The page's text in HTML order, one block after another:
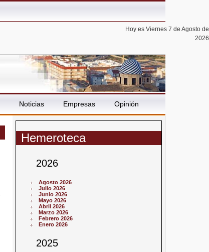
Hoy es Viernes 7 de Agosto de
2026
Noticias Empresas Opinión
Hemeroteca
2026
Agosto 2026
Julio 2026
Junio 2026
Mayo 2026
Abril 2026
Marzo 2026
Febrero 2026
Enero 2026
2025